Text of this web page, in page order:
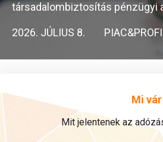
társadalombiztosítás pénzügyi
2026. JÚLIUS 8.
Mi
Mit jelentenek az